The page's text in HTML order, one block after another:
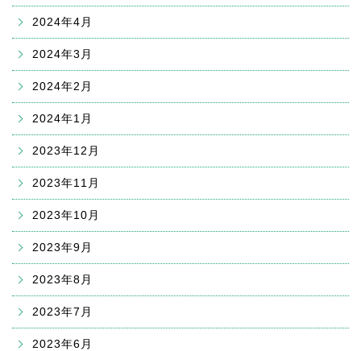
2024年4月
2024年3月
2024年2月
2024年1月
2023年12月
2023年11月
2023年10月
2023年9月
2023年8月
2023年7月
2023年6月